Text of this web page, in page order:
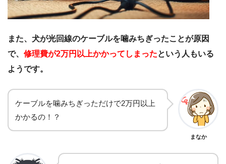
また、犬が光回線のケーブルを噛みちぎったことが原因
で、 修理費が2万円以上かかってしまったという人もいる
ようです。
ケーブルを噛みちぎっただけで2万円以上
かかるの！？
まなか